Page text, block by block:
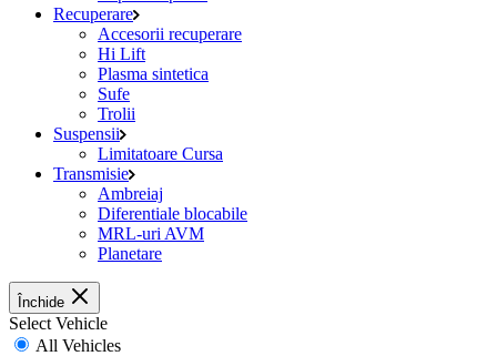
Recuperare
Accesorii recuperare
Hi Lift
Plasma sintetica
Sufe
Trolii
Suspensii
Limitatoare Cursa
Transmisie
Ambreiaj
Diferentiale blocabile
MRL-uri AVM
Planetare
Închide
Select Vehicle
All Vehicles